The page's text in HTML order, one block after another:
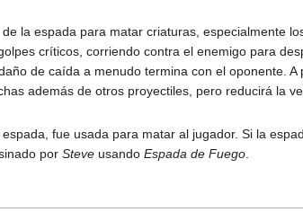
de la espada para matar criaturas, especialmente
críticos, corriendo contra el enemigo para
de caída a menudo termina con el oponente.
además de otros proyectiles, pero reducirá la
fue usada para matar al jugador. Si la
porSteve usandoEspada de Fuego.